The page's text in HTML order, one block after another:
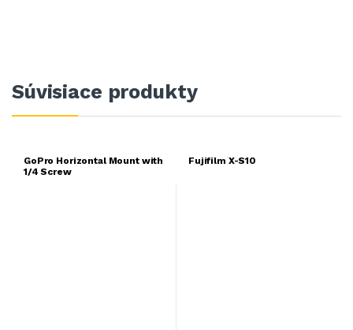
Súvisiace produkty
GoPro Horizontal Mount with
1/4 Screw
Fujifilm X-S10